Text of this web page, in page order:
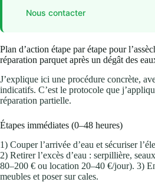
Nous contacter
Plan d’action étape par étape pour
réparation parquet après un dégât des
J’explique ici une procédure concrète,
indicatifs. C’est le protocole que
réparation partielle.
Étapes immédiates (0–48 heures)
1) Couper l’arrivée d’eau et sécuriser
2) Retirer l’excès d’eau : serpillière,
80–200 € ou location 20–40 €/jour). 3)
meubles et poser sur cales.